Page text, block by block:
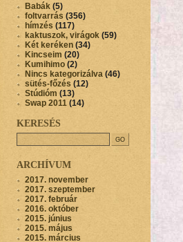
Babák (5)
foltvarrás (356)
hímzés (117)
kaktuszok, virágok (59)
Két keréken (34)
Kincseim (20)
Kumihimo (2)
Nincs kategorizálva (46)
sütés-főzés (12)
Stúdióm (13)
Swap 2011 (14)
KERESÉS
ARCHÍVUM
2017. november
2017. szeptember
2017. február
2016. október
2015. június
2015. május
2015. március